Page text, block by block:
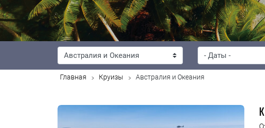
Главная > Круизы > Австралия и Океания